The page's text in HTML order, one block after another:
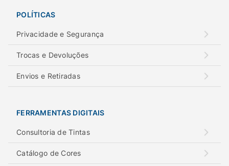
POLÍTICAS
Privacidade e Segurança
Trocas e Devoluções
Envios e Retiradas
FERRAMENTAS DIGITAIS
Consultoria de Tintas
Catálogo de Cores